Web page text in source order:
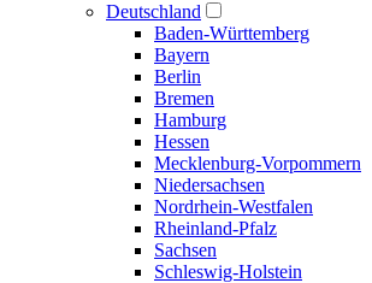
Deutschland
Baden-Württemberg
Bayern
Berlin
Bremen
Hamburg
Hessen
Mecklenburg-Vorpommern
Niedersachsen
Nordrhein-Westfalen
Rheinland-Pfalz
Sachsen
Schleswig-Holstein